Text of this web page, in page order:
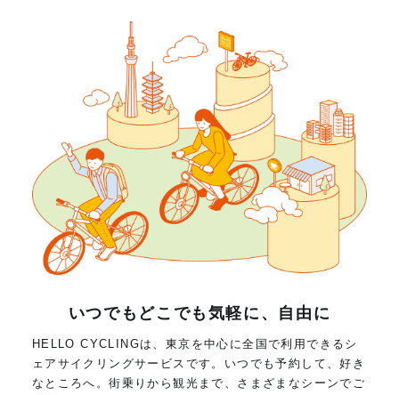
いつでもどこでも気軽に、自由に
HELLO CYCLINGは、東京を中心に全国で利用できるシ
ェアサイクリングサービスです。いつでも予約して、好き
なところへ。街乗りから観光まで、さまざまなシーンでご